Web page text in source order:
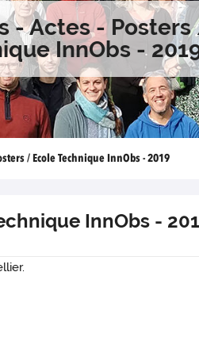
- Actes -
InnObs -
/ Ecole Technique InnObs - 2019
InnObs -